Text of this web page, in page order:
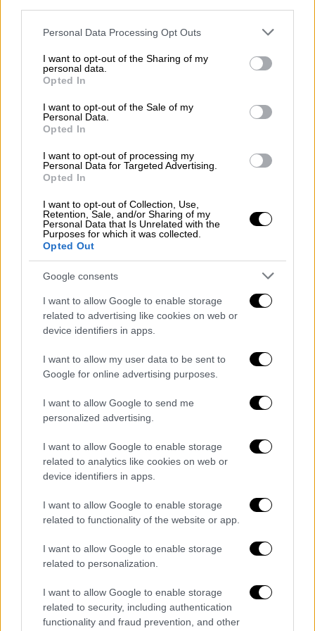
Please note that this website/app uses one or more Google
not limited to your visit or usage behaviour. You may click to
grant or deny consent to Google and its third-party tags to
use your data for below specified purposes in below Google
consent section.
Personal Data Processing Opt Outs
I want to opt-out of the Sharing of my
personal data.
Opted In
I want to opt-out of the Sale of my
Personal Data.
Opted In
I want to opt-out of processing my
Personal Data for Targeted Advertising.
Opted In
I want to opt-out of Collection, Use,
Retention, Sale, and/or Sharing of my
Personal Data that Is Unrelated with the
Purposes for which it was collected.
Opted Out
Google consents
I want to allow Google to enable storage
related to advertising like cookies on web or
device identifiers in apps.
I want to allow my user data to be sent to
Google for online advertising purposes.
I want to allow Google to send me
personalized advertising.
I want to allow Google to enable storage
related to analytics like cookies on web or
device identifiers in apps.
I want to allow Google to enable storage
related to functionality of the website or app.
I want to allow Google to enable storage
related to personalization.
I want to allow Google to enable storage
related to security, including authentication
functionality and fraud prevention, and other
Γιατί ο Παναθηναϊκός τελείωσε τον
Νταμπίζα - Οι λόγοι του διαζυγίου
Η επόμενη ημέρα στον Παναθηναϊκό δεν
εμπεριέχει «έτοιμη λύση» για την
αντικατάσταση του Νίκου Νταμπίζα στο
πόστο του τεχνικού διευθυντή
Αθλητισμός|18.10.2019 17:55
Παναθηναϊκός: Ανακοίνωσε τη λήξη της
συνεργασίας με τον Νταμπίζα
Η ΠΑΕ Παναθηναϊκός ανακοίνωσε το τέλος
της συνεργασίας με τον τεχνικό διευθυντή
Αθλητισμός |08.10.2019 17:03